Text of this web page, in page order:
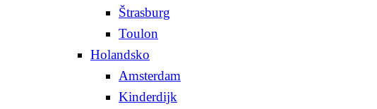
Štrasburg
Toulon
Holandsko
Amsterdam
Kinderdijk